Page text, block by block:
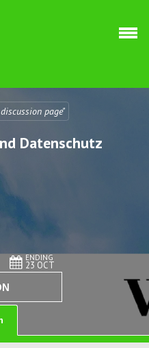
discussion page"
Datenschutz
ENDING
23 OCT